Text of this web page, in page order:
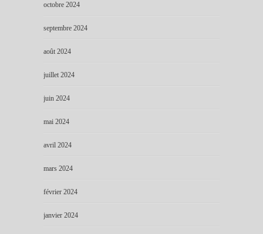
octobre 2024
septembre 2024
août 2024
juillet 2024
juin 2024
mai 2024
avril 2024
mars 2024
février 2024
janvier 2024